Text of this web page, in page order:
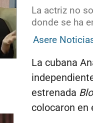
La actriz no
donde se ha
Asere
La cubana
estrenada
colocaron en